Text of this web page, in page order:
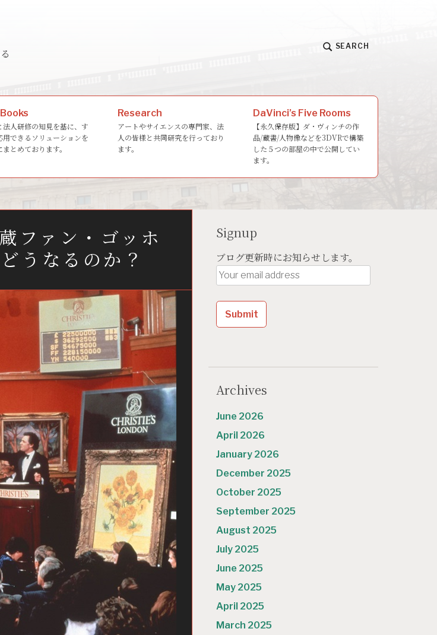
る
SEARCH
法人研修の知見を基に、す
用できるソリューションを
まとめております。
Research
アートやサイエンスの専門家、法
人の皆様と共同研究を行っており
ます。
DaVinci’s Five Rooms
【永久保存版】ダ・ヴィンチの作
品/蔵書/人物像などを3DVRで構築
した５つの部屋の中で公開してい
ます。
ファン・ゴッホ
うなるのか？
Signup
ブログ更新時にお知らせします。
Archives
June 2026
April 2026
January 2026
December 2025
October 2025
September 2025
August 2025
July 2025
June 2025
May 2025
April 2025
March 2025